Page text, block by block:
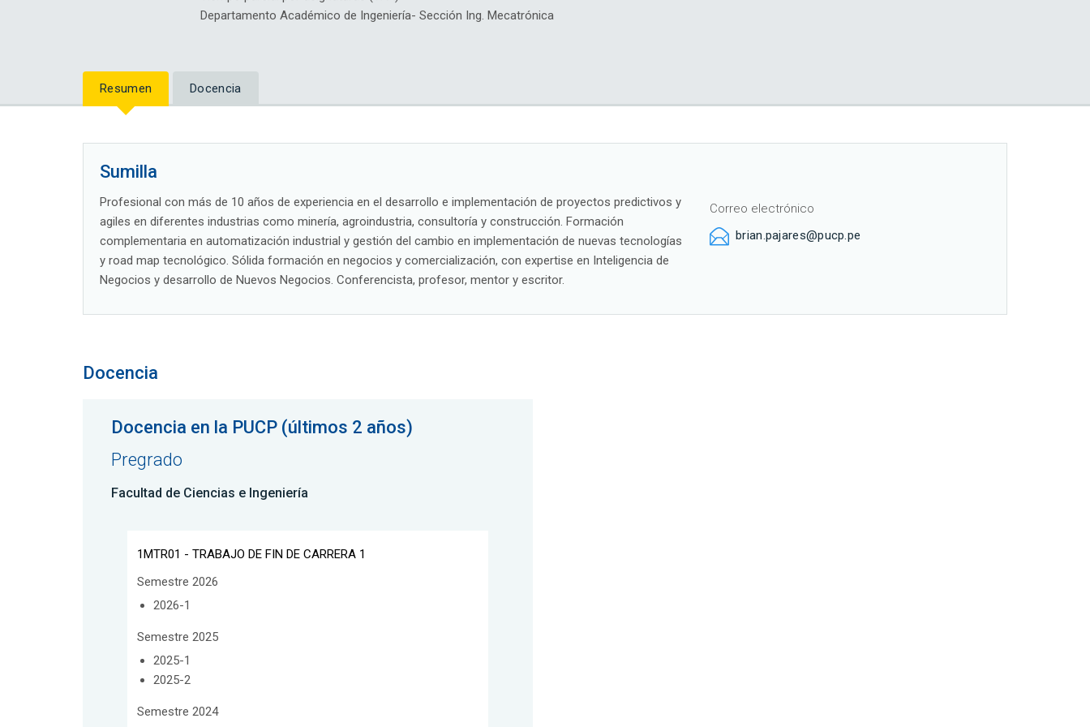
Departamento Académico de Ingeniería- Sección Ing. Mecatrónica
Resumen Docencia
Sumilla
Profesional con más de 10 años de experiencia en el desarrollo e implementación de proyectos predictivos y
agiles en diferentes industrias como minería, agroindustria, consultoría y construcción. Formación
complementaria en automatización industrial y gestión del cambio en implementación de nuevas tecnologías
y road map tecnológico. Sólida formación en negocios y comercialización, con expertise en Inteligencia de
Negocios y desarrollo de Nuevos Negocios. Conferencista, profesor, mentor y escritor.
Correo electrónico
brian.pajares@pucp.pe
Docencia
Docencia en la PUCP (últimos 2 años)
Pregrado
Facultad de Ciencias e Ingeniería
1MTR01 - TRABAJO DE FIN DE CARRERA 1
Semestre 2026
2026-1
Semestre 2025
2025-1
2025-2
Semestre 2024